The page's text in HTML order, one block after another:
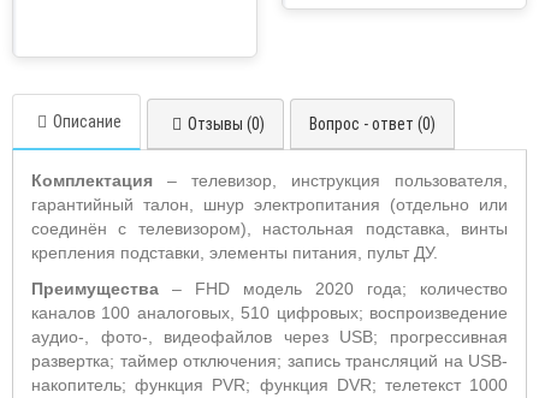
Описание Отзывы (0) Вопрос - ответ (0)
Комплектация – телевизор, инструкция пользователя,
гарантийный талон, шнур электропитания (отдельно или
соединён с телевизором), настольная подставка, винты
крепления подставки, элементы питания, пульт ДУ.
Преимущества – FHD модель 2020 года; количество
каналов 100 аналоговых, 510 цифровых; воспроизведение
аудио-, фото-, видеофайлов через USB; прогрессивная
развертка; таймер отключения; запись трансляций на USB-
накопитель; функция PVR; функция DVR; телетекст 1000